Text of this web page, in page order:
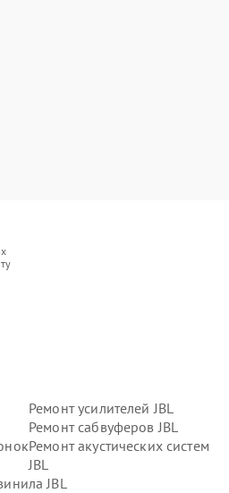
Ремонт усилителей JBL
Ремонт сабвуферов JBL
Ремонт акустических систем
JBL
JBL